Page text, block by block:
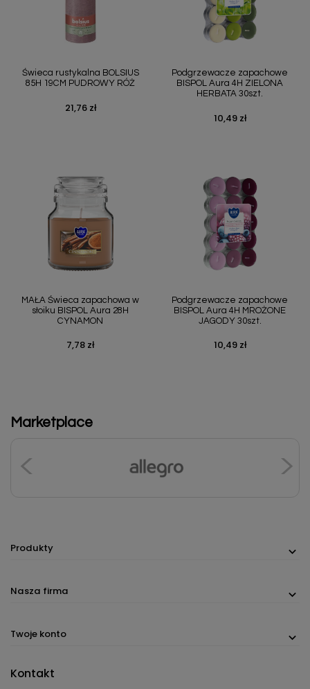
Świeca rustykalna BOLSIUS
85H 19CM PUDROWY RÓŻ
Cena
21,76 zł
Podgrzewacze zapachowe
BISPOL Aura 4H ZIELONA
HERBATA 30szt.
Cena
10,49 zł
MAŁA Świeca zapachowa w
słoiku BISPOL Aura 28H
CYNAMON
Cena
7,78 zł
Podgrzewacze zapachowe
BISPOL Aura 4H MROŻONE
JAGODY 30szt.
Cena
10,49 zł
Marketplace
Produkty
Nasza firma
Twoje konto
Kontakt